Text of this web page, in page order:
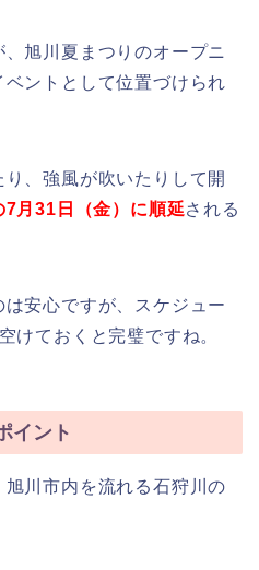
旭川夏まつりのオープニ
ントとして位置づけられ
、強風が吹いたりして開
7月31日（金）に順延される
安心ですが、スケジュー
けておくと完璧ですね。
イント
川市内を流れる石狩川の